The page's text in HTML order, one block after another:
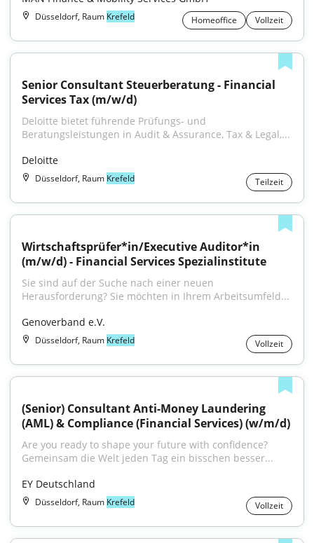
Düsseldorf, Raum Krefeld Homeoffice Vollzeit
Senior Consultant Steuerberatung - Financial
Services Tax (m/w/d)
Deloitte bietet führende Prüfungs- und
Beratungsleistungen in Audit & Assurance, Tax & Legal,...
Deloitte
Düsseldorf, Raum Krefeld Teilzeit
Wirtschaftsprüfer*in/Executive Auditor*in
(m/w/d) - Financial Services Spezialinstitute
Sie sind auf der Suche nach einer neuen
Herausforderung? Sie möchten in Ihrem Arbeitsumfeld...
Genoverband e.V.
Düsseldorf, Raum Krefeld Vollzeit
(Senior) Consultant Anti-Money Laundering
(AML) & Compliance (Financial Services) (w/m/d)
Are you ready to shape your future with confidence?
Gemeinsam die Welt jeden Tag ein bisschen besser...
EY Deutschland
Düsseldorf, Raum Krefeld Vollzeit